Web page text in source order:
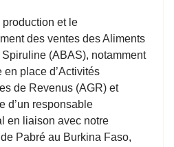
et le
des ventes des Aliments
(ABAS), notamment
en place d’Activités
de Revenus (AGR) et
d’un responsable
en liaison avec notre
Pabré au Burkina Faso,